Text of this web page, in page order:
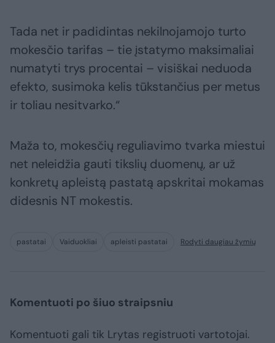
Tada net ir padidintas nekilnojamojo turto
mokesčio tarifas – tie įstatymo maksimaliai
numatyti trys procentai – visiškai neduoda
efekto, susimoka kelis tūkstančius per metus
ir toliau nesitvarko.“
Maža to, mokesčių reguliavimo tvarka miestui
net neleidžia gauti tikslių duomenų, ar už
konkretų apleistą pastatą apskritai mokamas
didesnis NT mokestis.
pastatai Vaiduokliai apleisti pastatai Rodyti daugiau žymių
Komentuoti po šiuo straipsniu
Komentuoti gali tik Lrytas registruoti vartotojai.